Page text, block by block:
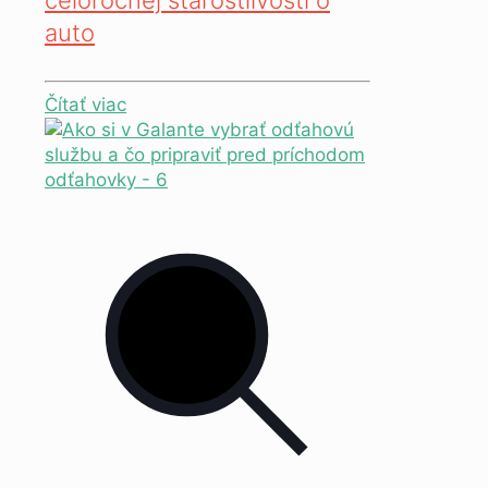
auto
Čítať viac